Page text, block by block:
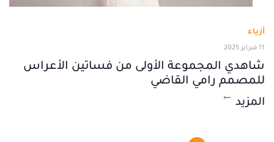
أزياء
11 فبراير 2025
شاهدي المجموعة الأولى من فساتين الأعراس
للمصمم رامي القاضي
المزيد